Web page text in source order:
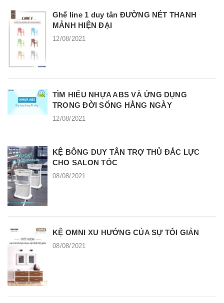
Ghế line 1 duy tân ĐƯỜNG NÉT THANH
MẢNH HIỆN ĐẠI
12/08/2021
TÌM HIỂU NHỰA ABS VÀ ỨNG DỤNG
TRONG ĐỜI SỐNG HẰNG NGÀY
12/08/2021
KỆ BÔNG DUY TÂN TRỢ THỦ ĐẮC LỰC
CHO SALON TÓC
08/08/2021
KỆ OMNI XU HƯỚNG CỦA SỰ TỐI GIẢN
08/08/2021